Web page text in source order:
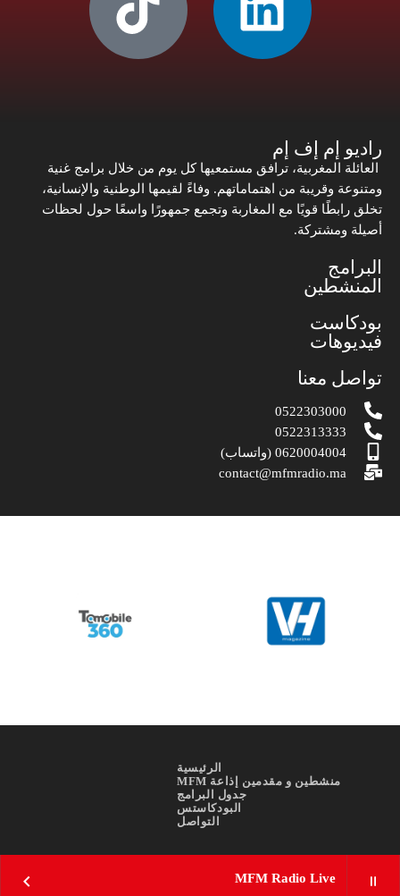
pause
MFM Radio Live
keyboard_arrow_right
راديو إم إف إم
العائلة المغربية، ترافق مستمعيها كل يوم من خلال برامج غنية
ومتنوعة وقريبة من اهتماماتهم. وفاءً لقيمها الوطنية والإنسانية،
تخلق رابطًا قويًا مع المغاربة وتجمع جمهورًا واسعًا حول لحظات
أصيلة ومشتركة.
البرامج
المنشطين
بودكاست
فيديوهات
تواصل معنا
0522303000
0522313333
0620004004 (واتساب)
contact@mfmradio.ma
الرئيسية
منشطين و مقدمين إذاعة MFM
جدول البرامج
البودكاستس
التواصل